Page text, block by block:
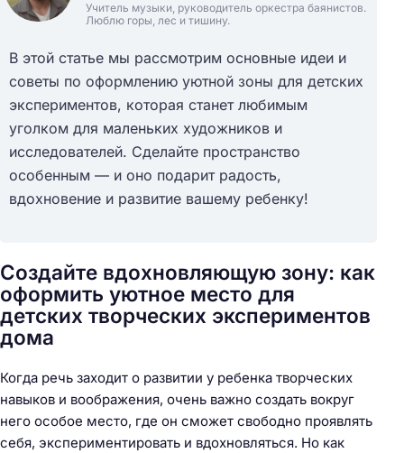
Учитель музыки, руководитель оркестра баянистов.
Люблю горы, лес и тишину.
В этой статье мы рассмотрим основные идеи и
советы по оформлению уютной зоны для детских
экспериментов, которая станет любимым
уголком для маленьких художников и
исследователей. Сделайте пространство
особенным — и оно подарит радость,
вдохновение и развитие вашему ребенку!
Создайте вдохновляющую зону: как
оформить уютное место для
детских творческих экспериментов
дома
Когда речь заходит о развитии у ребенка творческих
навыков и воображения, очень важно создать вокруг
него особое место, где он сможет свободно проявлять
себя, экспериментировать и вдохновляться. Но как